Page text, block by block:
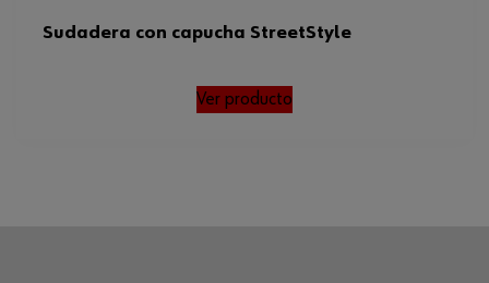
Sudadera con capucha StreetStyle
Ver producto